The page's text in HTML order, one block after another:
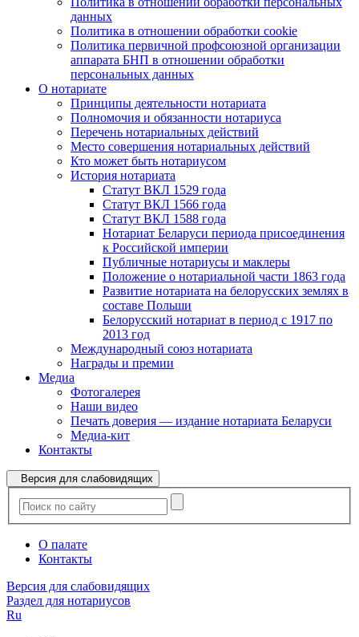
данных
Политика в отношении обработки cookie
Политика первичной профсоюзной организации
аппарата БНП в отношении обработки
персональных данных
О нотариате
Принципы деятельности нотариата
Полномочия и обязанности нотариуса
Перечень нотариальных действий
Место совершения нотариальных действий
Кто может быть нотариусом
История нотариата
Статут ВКЛ 1529 года
Статут ВКЛ 1566 года
Статут ВКЛ 1588 года
Нотариат Беларуси периода присоединения
к Российской империи
Публичные нотариусы и маклеры
Положение о нотариальной части 1863 года
Развитие нотариата на белорусских землях в
составе Польши
Белорусский нотариат в период с 1917 по
2013 год
Международный союз нотариата
Награды и премии
Медиа
Фотогалерея
Наши видео
Печать доверия — издание нотариата Беларуси
Медиа-кит
Контакты
Версия для слабовидящих
О палате
Контакты
Версия для слабовидящих
Раздел для нотариусов
Ru